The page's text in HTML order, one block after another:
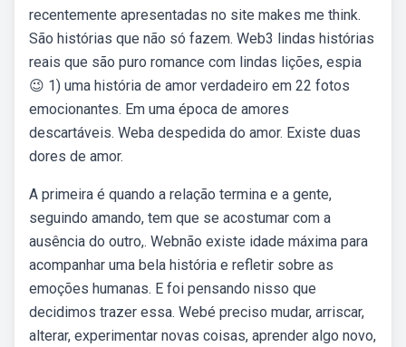
recentemente apresentadas no site makes me think.
São histórias que não só fazem. Web3 lindas histórias
reais que são puro romance com lindas lições, espia
😉 1) uma história de amor verdadeiro em 22 fotos
emocionantes. Em uma época de amores
descartáveis. Weba despedida do amor. Existe duas
dores de amor.
A primeira é quando a relação termina e a gente,
seguindo amando, tem que se acostumar com a
ausência do outro,. Webnão existe idade máxima para
acompanhar uma bela história e refletir sobre as
emoções humanas. E foi pensando nisso que
decidimos trazer essa. Webé preciso mudar, arriscar,
alterar, experimentar novas coisas, aprender algo novo,